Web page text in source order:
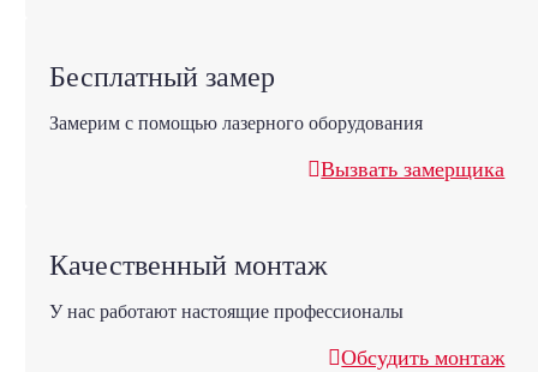
Бесплатный замер
Замерим с помощью лазерного оборудования
Вызвать замерщика
Качественный монтаж
У нас работают настоящие профессионалы
Обсудить монтаж